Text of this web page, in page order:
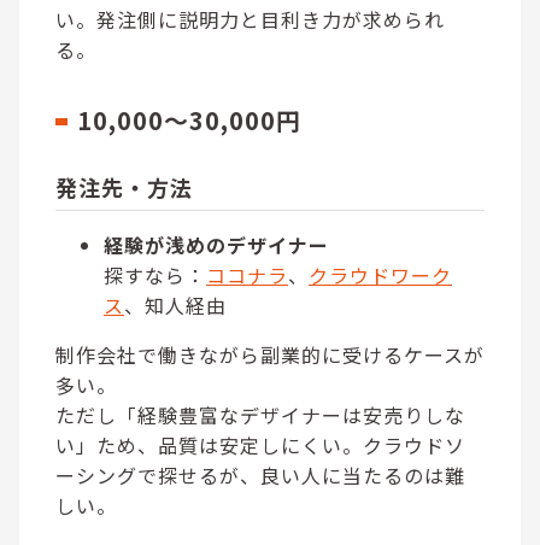
い。発注側に説明力と目利き力が求められ
る。
10,000～30,000円
発注先・方法
経験が浅めのデザイナー
探すなら： ココナラ、 クラウドワーク
ス、知人経由
制作会社で働きながら副業的に受けるケースが
多い。
ただし「経験豊富なデザイナーは安売りしな
い」ため、品質は安定しにくい。クラウドソ
ーシングで探せるが、良い人に当たるのは難
しい。